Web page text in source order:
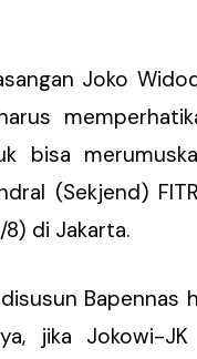
Joko
bisa
(Sekjend)
di Jakarta.
disusun
jika